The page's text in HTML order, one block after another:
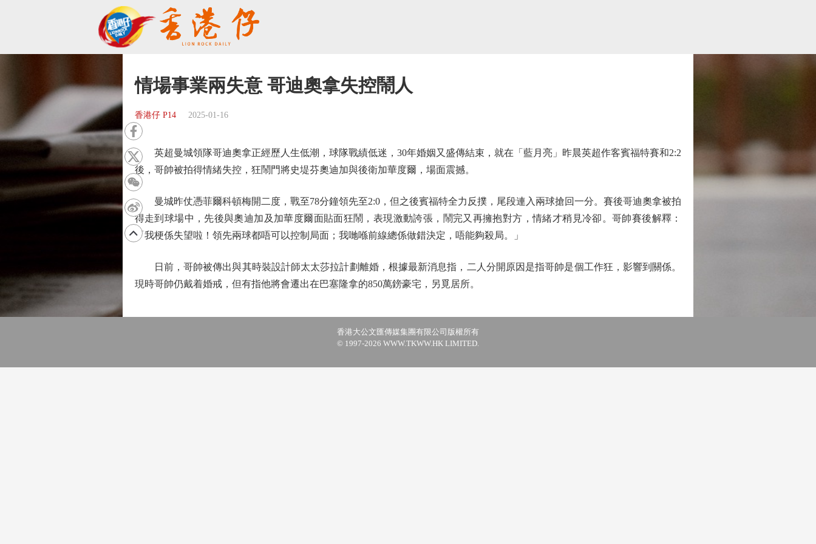
情場事業兩失意 哥迪奧拿失控鬧人
香港仔 P14 2025-01-16
英超曼城領隊哥迪奧拿正經歷人生低潮，球隊戰績低迷，30年婚姻又盛傳結束，就在「藍月亮」昨晨英超作客賓福特賽和2:2
後，哥帥被拍得情緒失控，狂鬧門將史堤芬奧迪加與後衛加華度爾，場面震撼。
曼城昨仗憑菲爾科頓梅開二度，戰至78分鐘領先至2:0，但之後賓福特全力反撲，尾段連入兩球搶回一分。賽後哥迪奧拿被拍
得走到球場中，先後與奧迪加及加華度爾面貼面狂鬧，表現激動誇張，鬧完又再擁抱對方，情緒才稍見冷卻。哥帥賽後解釋：
「我梗係失望啦！領先兩球都唔可以控制局面；我哋喺前線總係做錯決定，唔能夠殺局。」
日前，哥帥被傳出與其時裝設計師太太莎拉計劃離婚，根據最新消息指，二人分開原因是指哥帥是個工作狂，影響到關係。
現時哥帥仍戴着婚戒，但有指他將會遷出在巴塞隆拿的850萬鎊豪宅，另覓居所。
香港大公文匯傳媒集團有限公司版權所有
© 1997-2026 WWW.TKWW.HK LIMITED.